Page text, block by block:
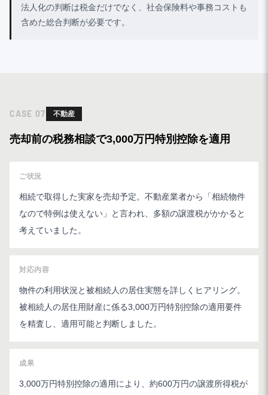
法人化の判断は税金だけでなく、社会保険料や事務コストも
含めた総合判断が必要です。
CASE 07 不動産
売却前の税務相談で3,000万円特別控除を適用
ご状況
相続で取得した実家を売却予定。不動産業者から「相続物件
なので特例は使えない」と言われ、多額の譲渡税がかかると
考えていました。
対応内容
物件の利用状況と被相続人の居住実態を詳しくヒアリング。
被相続人の居住用財産に係る3,000万円特別控除の適用要件
を精査し、適用可能と判断しました。
成果
3,000万円特別控除の適用により、約600万円の譲渡所得税が